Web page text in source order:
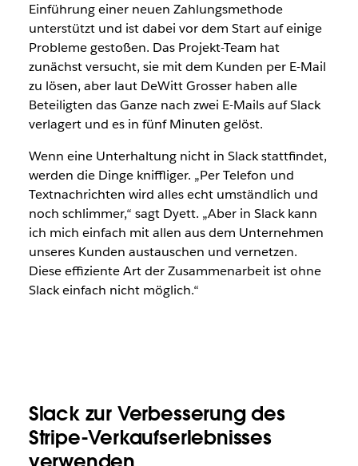
Einführung einer neuen Zahlungsmethode
unterstützt und ist dabei vor dem Start auf einige
Probleme gestoßen. Das Projekt-Team hat
zunächst versucht, sie mit dem Kunden per E-Mail
zu lösen, aber laut DeWitt Grosser haben alle
Beteiligten das Ganze nach zwei E-Mails auf Slack
verlagert und es in fünf Minuten gelöst.
Wenn eine Unterhaltung nicht in Slack stattfindet,
werden die Dinge kniffliger. „Per Telefon und
Textnachrichten wird alles echt umständlich und
noch schlimmer,“ sagt Dyett. „Aber in Slack kann
ich mich einfach mit allen aus dem Unternehmen
unseres Kunden austauschen und vernetzen.
Diese effiziente Art der Zusammenarbeit ist ohne
Slack einfach nicht möglich.“
Slack zur Verbesserung des
Stripe-Verkaufserlebnisses